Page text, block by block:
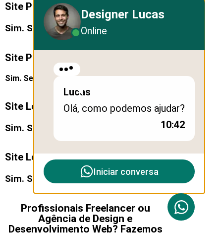
Site Persianas:
Sim. Seguimento Nº 26
Site Paisagismo e Jardinagem:
Sim. Seguimento Nº 27
Site Loja Móveis para Escritório:
Sim. Seguimento Nº 28
Site Loja de Quadros de Parede:
Sim. Seguimento Nº 29
Profissionais Freelancer ou
Agência de Design e
Desenvolvimento Web? Fazemos
Designer Lucas
Online
Lucas
Olá, como podemos ajudar?
10:42
Iniciar conversa